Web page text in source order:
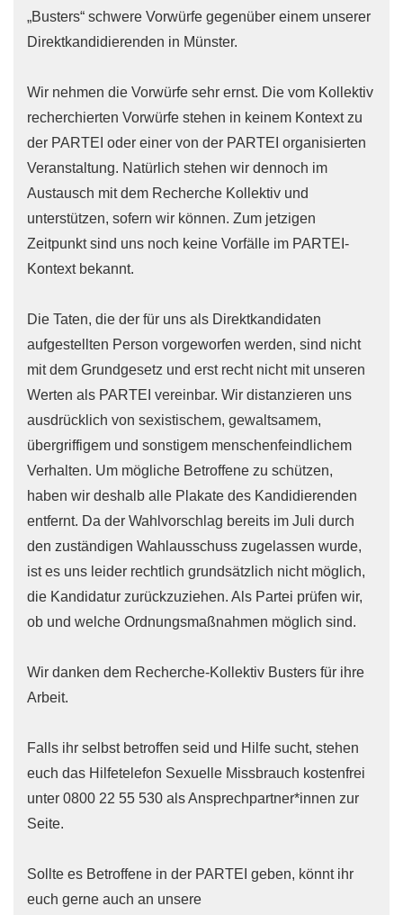
„Busters“ schwere Vorwürfe gegenüber einem unserer
Direktkandidierenden in Münster.
Wir nehmen die Vorwürfe sehr ernst. Die vom Kollektiv
recherchierten Vorwürfe stehen in keinem Kontext zu
der PARTEI oder einer von der PARTEI organisierten
Veranstaltung. Natürlich stehen wir dennoch im
Austausch mit dem Recherche Kollektiv und
unterstützen, sofern wir können. Zum jetzigen
Zeitpunkt sind uns noch keine Vorfälle im PARTEI-
Kontext bekannt.
Die Taten, die der für uns als Direktkandidaten
aufgestellten Person vorgeworfen werden, sind nicht
mit dem Grundgesetz und erst recht nicht mit unseren
Werten als PARTEI vereinbar. Wir distanzieren uns
ausdrücklich von sexistischem, gewaltsamem,
übergriffigem und sonstigem menschenfeindlichem
Verhalten. Um mögliche Betroffene zu schützen,
haben wir deshalb alle Plakate des Kandidierenden
entfernt. Da der Wahlvorschlag bereits im Juli durch
den zuständigen Wahlausschuss zugelassen wurde,
ist es uns leider rechtlich grundsätzlich nicht möglich,
die Kandidatur zurückzuziehen. Als Partei prüfen wir,
ob und welche Ordnungsmaßnahmen möglich sind.
Wir danken dem Recherche-Kollektiv Busters für ihre
Arbeit.
Falls ihr selbst betroffen seid und Hilfe sucht, stehen
euch das Hilfetelefon Sexuelle Missbrauch kostenfrei
unter 0800 22 55 530 als Ansprechpartner*innen zur
Seite.
Sollte es Betroffene in der PARTEI geben, könnt ihr
euch gerne auch an unsere